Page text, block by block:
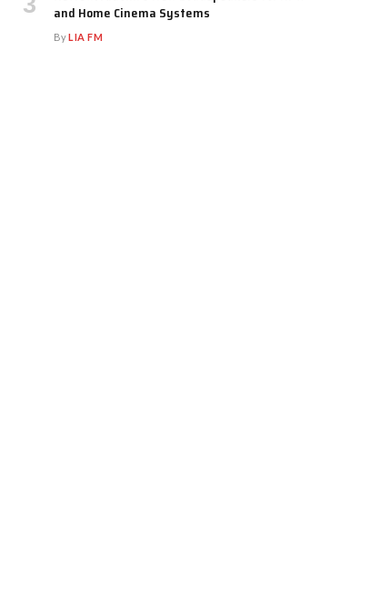
and Home Cinema Systems
ByLIA FM